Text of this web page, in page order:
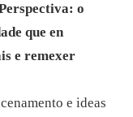
o
que en
e remexer
e ideas